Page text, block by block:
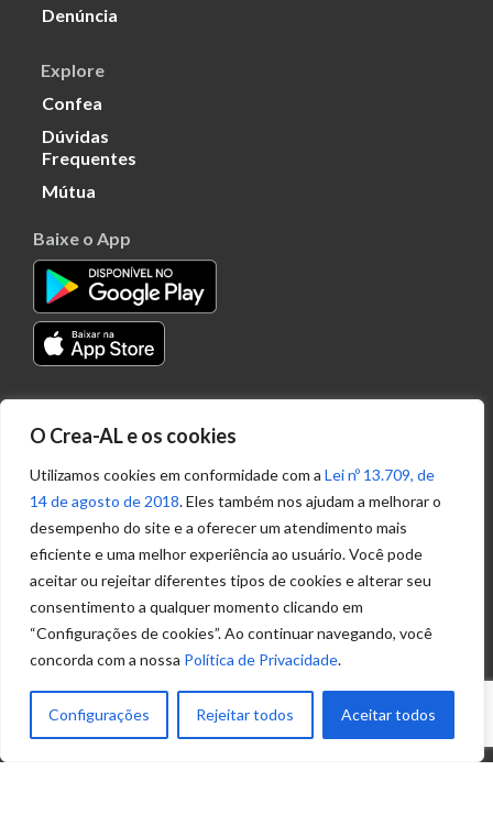
O Crea-AL e os cookies
Utilizamos cookies em conformidade com a Lei nº 13.709, de
14 de agosto de 2018. Eles também nos ajudam a melhorar o
desempenho do site e a oferecer um atendimento mais
eficiente e uma melhor experiência ao usuário. Você pode
aceitar ou rejeitar diferentes tipos de cookies e alterar seu
consentimento a qualquer momento clicando em
“Configurações de cookies”. Ao continuar navegando, você
concorda com a nossa Política de Privacidade.
Configurações Rejeitar todos Aceitar todos
Denúncia
Explore
Confea
Dúvidas
Frequentes
Mútua
Baixe o App
Transparência
Portal
Acesso à
Informação
Política de
Privacidade de
Ouvidoria
(82) 2123 0864
ouvidoria@crea-al.org.br
Fale Conosco